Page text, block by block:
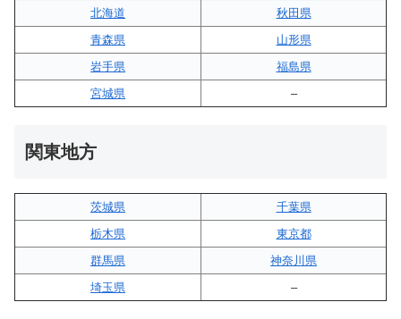
北海道
秋田県
青森県
山形県
岩手県
福島県
宮城県
–
関東地方
茨城県
千葉県
栃木県
東京都
群馬県
神奈川県
埼玉県
–